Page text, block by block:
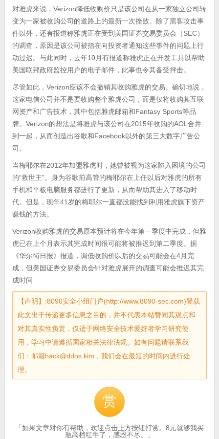
对雅虎来说，Verizon降低收购价只是该公司在从一家独立公司转
变为一家被收购公司的道路上的最新一次挫败。除了黑客攻击事
件以外，还有报道称雅虎正在受到美国证券交易委员会（SEC）
的调查，原因是该公司被指在向投资者通知这些事件的问题上行
动过迟。与此同时，去年10月有报道称雅虎正在开发工具以帮助
美国联邦政府监控用户的电子邮件，此事也令其备受抨击。
尽管如此，Verizon应该不会撤销其收购雅虎的交易。确切地说，
这家电信公司并不是要收购整个雅虎公司，而是仅将收购其互联
网资产和广告技术，其中包括雅虎邮箱和Fantasy Sports等品
牌。Verizon的想法是将雅虎与该公司在2015年收购的AOL合并
到一起，从而创造出谷歌和Facebook以外的第三大数字广告公
司。
当梅耶尔在2012年加盟雅虎时，她曾被视为这家陷入困境的公司
的“救世主”。身为谷歌前高管的梅耶尔在上任以后对雅虎的所有
手机和平板电脑服务都进行了更新，从而帮助其进入了移动时
代。但是，现年41岁的梅耶尔一直都没能找到利用雅虎旗下资产
赚钱的方法。
Verizon收购雅虎的交易原本预计将在今年第一季度中完成，但雅
虎已在上个月表示其完成时间很可能将被推迟到第二季度。据
《华尔街日报》报道，调低收购价以后的交易可能会在4月完
成，但美国证券交易委员会针对雅虎展开的调查可能会推迟其完
成时间
【声明】:8090安全小组门户(http://www.8090-sec.com)登载
此文出于传递更多信息之目的，并不代表本站赞同其观点和
对其真实性负责，仅适于网络安全技术爱好者学习研究使
用，学习中请遵循国家相关法律法规。如有问题请联系我
们：邮箱hack@ddos.kim，我们会在最短的时间内进行处
理。
赏
「如果文章对你有帮助，欢迎点击上方按钮打赏。8元就够我买
瓶高档红牛了，感恩不尽。」